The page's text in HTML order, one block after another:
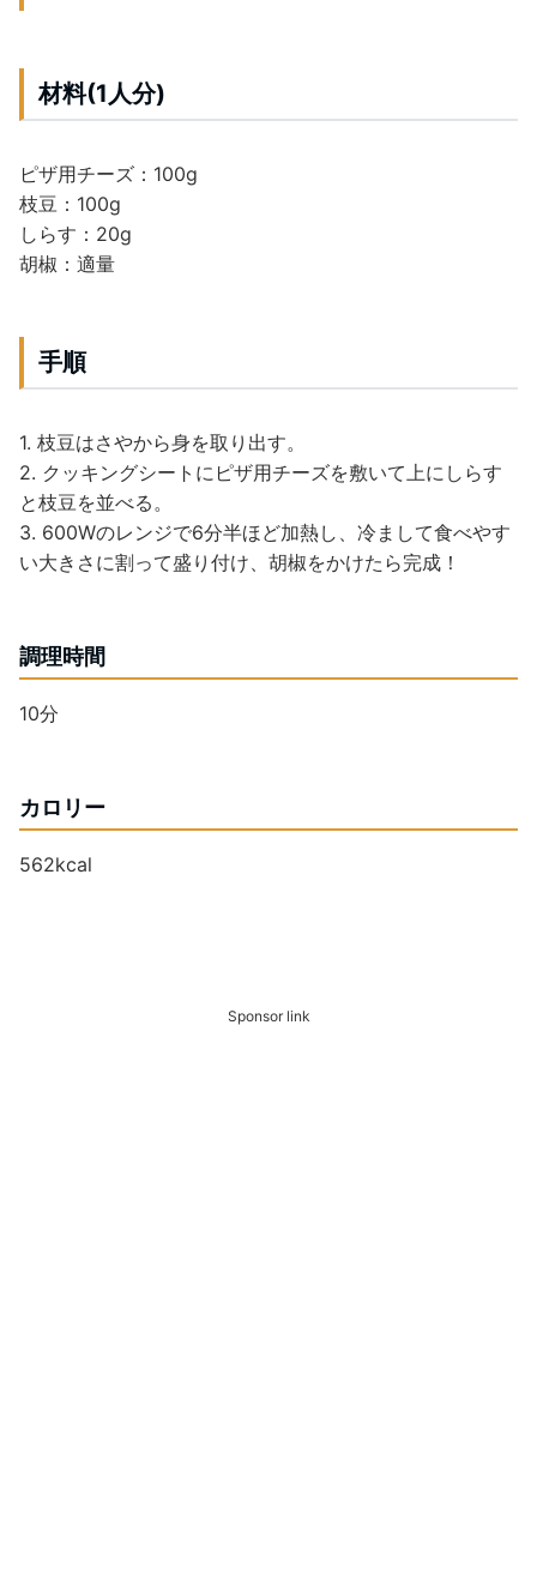
材料(1人分)
ピザ用チーズ：100g
枝豆：100g
しらす：20g
胡椒：適量
手順
1. 枝豆はさやから身を取り出す。
2. クッキングシートにピザ用チーズを敷いて上にしらす
と枝豆を並べる。
3. 600Wのレンジで6分半ほど加熱し、冷まして食べやす
い大きさに割って盛り付け、胡椒をかけたら完成！
調理時間
10分
カロリー
562kcal
Sponsor link